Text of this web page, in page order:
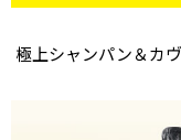
極上シャンパン＆カ